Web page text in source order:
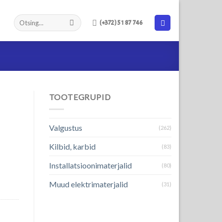
(+372) 51 87 746
TOOTEGRUPID
Valgustus (262)
Kilbid, karbid (83)
Installatsioonimaterjalid (80)
Muud elektrimaterjalid (31)